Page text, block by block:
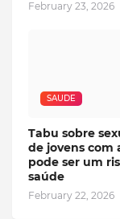
February 23, 2026
SAUDE
Tabu sobre
de jovens com
pode ser um
saúde
February 22, 2026